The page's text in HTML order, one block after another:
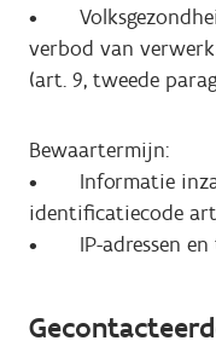
•
verbod van
(art. 9, tweede
Bewaartermijn:
• Informatie
identificatiecode
• IP-adressen en